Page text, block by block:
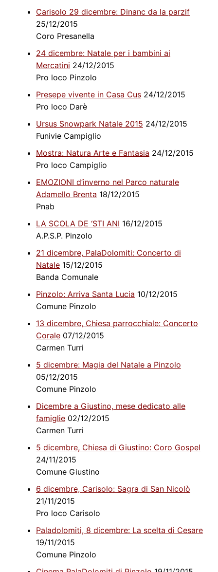
Carisolo 29 dicembre: Dinanc da la parzif
25/12/2015
Coro Presanella
24 dicembre: Natale per i bambini ai
Mercatini 24/12/2015
Pro loco Pinzolo
Presepe vivente in Casa Cus24/12/2015
Pro loco Darè
Ursus Snowpark Natale 2015 24/12/2015
Funivie Campiglio
Mostra: Natura Arte e Fantasia 24/12/2015
Pro loco Campiglio
EMOZIONI d’inverno nel Parco naturale
Adamello Brenta 18/12/2015
Pnab
LA SCOLA DE ‘STI ANI 16/12/2015
A.P.S.P. Pinzolo
21 dicembre, PalaDolomiti: Concerto di
Natale15/12/2015
Banda Comunale
Pinzolo: Arriva Santa Lucia 10/12/2015
Comune Pinzolo
13 dicembre, Chiesa parrocchiale: Concerto
Corale07/12/2015
Carmen Turri
5 dicembre: Magia del Natale a Pinzolo
05/12/2015
Comune Pinzolo
Dicembre a Giustino, mese dedicato alle
famiglie02/12/2015
Carmen Turri
5 dicembre, Chiesa di Giustino: Coro Gospel
24/11/2015
Comune Giustino
6 dicembre, Carisolo: Sagra di San Nicolò
21/11/2015
Pro loco Carisolo
Paladolomiti, 8 dicembre: La scelta di Cesare
19/11/2015
Comune Pinzolo